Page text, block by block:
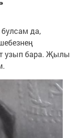
да,
узып бара. Җылы